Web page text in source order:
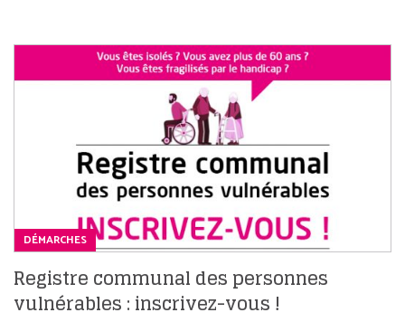
DÉMARCHES
Registre communal des personnes
vulnérables : inscrivez-vous !